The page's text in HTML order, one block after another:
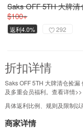
Saks OFF 5TH 大牌
$100+
返利4.0% 292
折扣详情
Saks OFF 5TH 大牌清仓捡
及多重会员福利。查看详情
具体返利比例、规则及限制以
商家详情